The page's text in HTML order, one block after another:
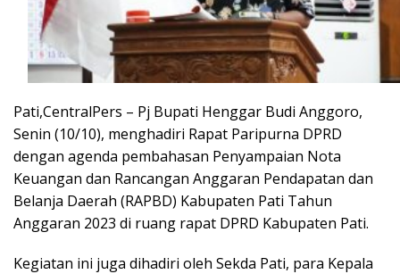
Pati,CentralPers – Pj Bupati Henggar Budi Anggoro,
Senin (10/10), menghadiri Rapat Paripurna DPRD
dengan agenda pembahasan Penyampaian Nota
Keuangan dan Rancangan Anggaran Pendapatan dan
Belanja Daerah (RAPBD) Kabupaten Pati Tahun
Anggaran 2023 di ruang rapat DPRD Kabupaten Pati.
Kegiatan ini juga dihadiri oleh Sekda Pati, para Kepala